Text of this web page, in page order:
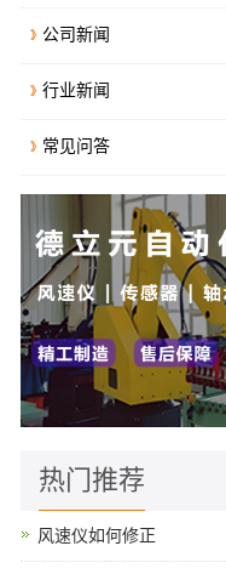
公司新闻
行业新闻
常见问答
热门推荐
风速仪如何修正